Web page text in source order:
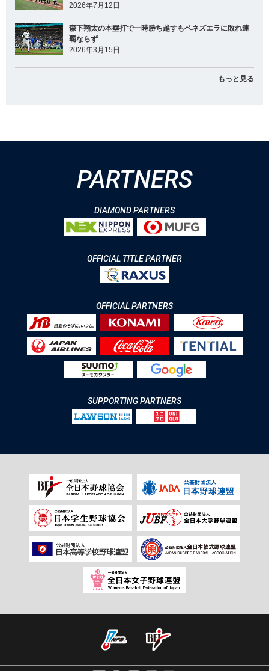
2026年7月12日
森下翔太の本塁打で一時勝ち越すもベネズエラに敗れ連
覇ならず
2026年3月15日
もっと見る
PARTNERS
DIAMOND PARTNERS
OFFICIAL TITLE PARTNER
OFFICIAL PARTNERS
SUPPORTING PARTNERS